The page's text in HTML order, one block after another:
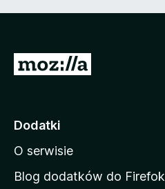
S
o
a
d
Dodatki
O serwisie
Blog dodatków do